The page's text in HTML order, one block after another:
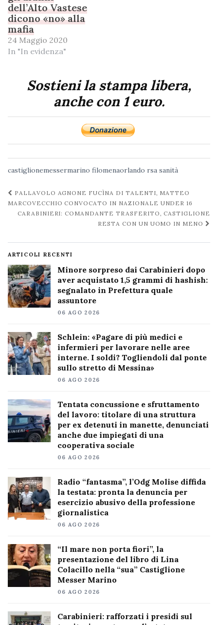
dell’Alto Vastese
dicono «no» alla
mafia
24 Maggio 2020
In "In evidenza"
Sostieni la stampa libera,
anche con 1 euro.
castiglionemessermarino filomenaorlando rsa sanità
Navigazione
post
PALLAVOLO AGNONE FUCÌNA DI TALENTI, MATTEO
MARCOVECCHIO CONVOCATO IN NAZIONALE UNDER 16
CARABINIERI: COMANDANTE TRASFERITO, CASTIGLIONE
RESTA CON UN UOMO IN MENO
ARTICOLI RECENTI
Minore sorpreso dai Carabinieri dopo
aver acquistato 1,5 grammi di hashish:
segnalato in Prefettura quale
assuntore
06 AGO 2026
Schlein: «Pagare di più medici e
infermieri per lavorare nelle aree
interne. I soldi? Togliendoli dal ponte
sullo stretto di Messina»
06 AGO 2026
Tentata concussione e sfruttamento
del lavoro: titolare di una struttura
per ex detenuti in manette, denunciati
anche due impiegati di una
cooperativa sociale
06 AGO 2026
Radio “fantasma”, l’Odg Molise diffida
la testata: pronta la denuncia per
esercizio abusivo della professione
giornalistica
06 AGO 2026
“Il mare non porta fiori”, la
presentazione del libro di Lina
Colacillo nella “sua” Castiglione
Messer Marino
06 AGO 2026
Carabinieri: rafforzati i presidi sul